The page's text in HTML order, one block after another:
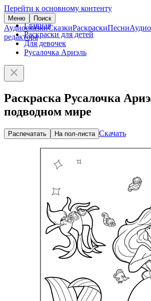
Перейти к основному контенту
Меню Поиск
АудиосказкиСказкиРаскраскиПесни
редактора
Главная
Раскраски для детей
Для девочек
Русалочка Ариэль
Раскраска Русалочка
подводном мире
Распечатать На пол-листа Скачать